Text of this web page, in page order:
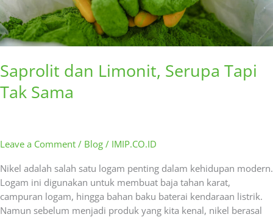
Saprolit dan Limonit, Serupa Tapi
Tak Sama
Leave a Comment / Blog / IMIP.CO.ID
Nikel adalah salah satu logam penting dalam kehidupan modern.
Logam ini digunakan untuk membuat baja tahan karat,
campuran logam, hingga bahan baku baterai kendaraan listrik.
Namun sebelum menjadi produk yang kita kenal, nikel berasal